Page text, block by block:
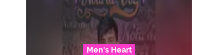
Men's Heart